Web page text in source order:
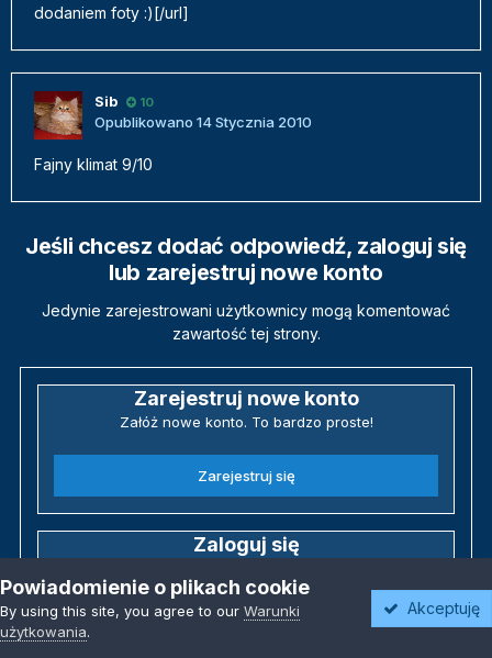
dodaniem foty :)[/url]
Sib 10
Opublikowano 14 Stycznia 2010
Fajny klimat 9/10
Jeśli chcesz dodać odpowiedź, zaloguj się
lub zarejestruj nowe konto
Jedynie zarejestrowani użytkownicy mogą komentować
zawartość tej strony.
Zarejestruj nowe konto
Załóż nowe konto. To bardzo proste!
Zarejestruj się
Zaloguj się
Zaloguj się
Powiadomienie o plikach cookie
By using this site, you agree to our Warunki
użytkowania.
Akceptuję